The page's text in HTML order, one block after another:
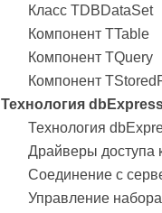
Класс TDBDataSet
Компонент TTable
Компонент TQuery
Компонент
Технология
Технология
Драйверы доступа
Соединение с
Управление